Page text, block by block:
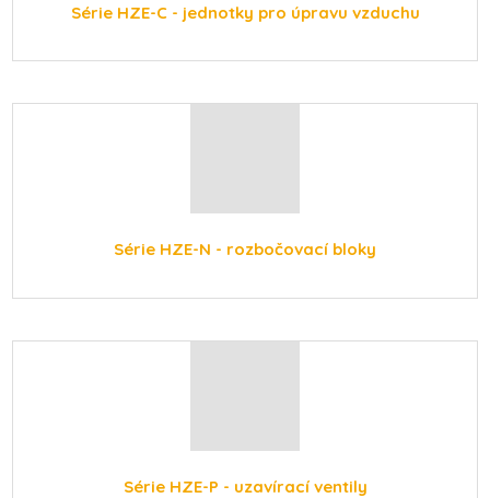
Série HZE-C - jednotky pro úpravu vzduchu
Série HZE-N - rozbočovací bloky
Série HZE-P - uzavírací ventily